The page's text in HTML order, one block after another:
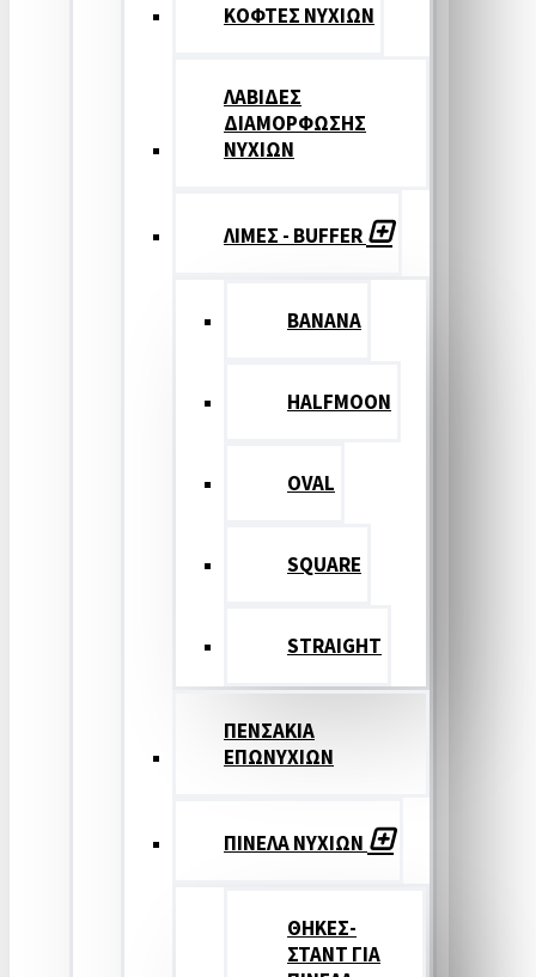
ΚΟΦΤΕΣ ΝΥΧΙΩΝ
ΛΑΒΙΔΕΣ
ΔΙΑΜΟΡΦΩΣΗΣ
ΝΥΧΙΩΝ
ΛΙΜΕΣ - BUFFER
BANANA
HALFMOON
OVAL
SQUARE
STRAIGHT
ΠΕΝΣΑΚΙΑ
ΕΠΩΝΥΧΙΩΝ
ΠΙΝΕΛΑ ΝΥΧΙΩΝ
ΘΗΚΕΣ-
ΣΤΑΝΤ ΓΙΑ